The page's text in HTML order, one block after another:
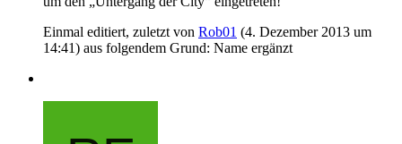
Einmal editiert, zuletzt von Rob01 (4. Dezember 2013 um
14:41) aus folgendem Grund: Name ergänzt